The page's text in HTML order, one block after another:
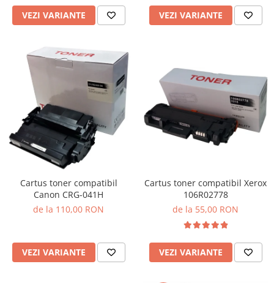
VEZI VARIANTE VEZI VARIANTE
Cartus toner compatibil
Canon CRG-041H
de la 110,00 RON
VEZI VARIANTE
Cartus toner compatibil Xerox
106R02778
de la 55,00 RON
VEZI VARIANTE